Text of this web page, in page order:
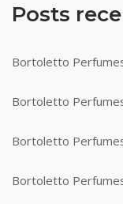
Posts
Bortoletto
Bortoletto
Bortoletto
Bortoletto